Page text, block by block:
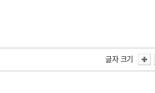
글자 크기